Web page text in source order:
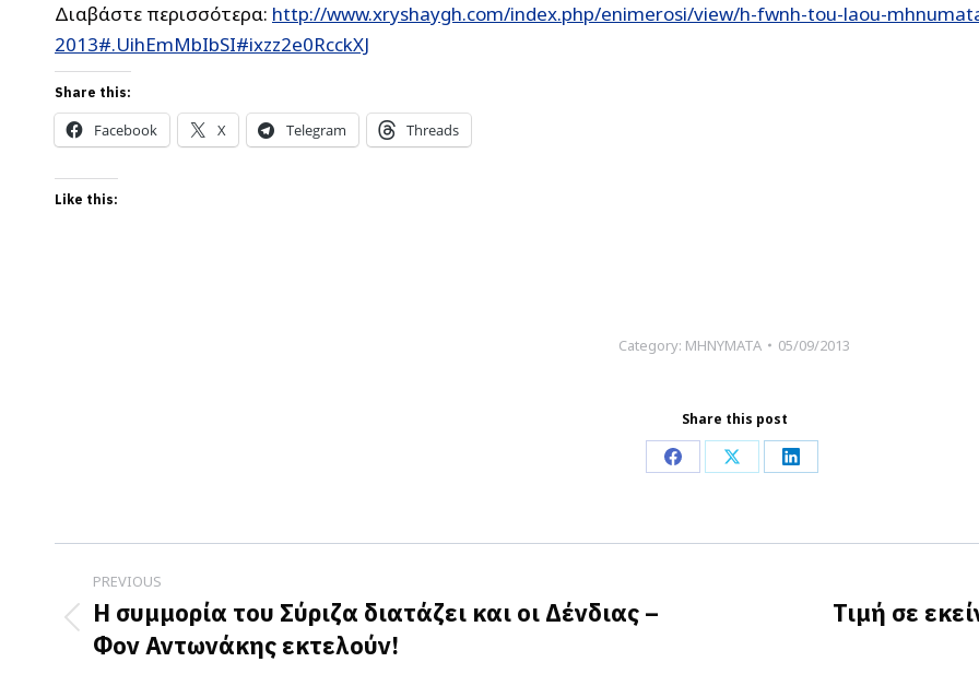
Διαβάστε περισσότερα: http://www.xryshaygh.com/index.php/enimerosi/view/h-fwnh-tou-laou-
2013#.UihEmMbIbSI#ixzz2e0RcckXJ
Share this:
Facebook X Telegram Threads
Like this:
Category: ΜΗΝΥΜΑΤΑ 05/09/2013
Share this post
Share
Facebook
Share
X
Share
LinkedIn
Post
navigation
PREVIOUS
Previous
post:
Η συμμορία του Σύριζα διατάζει και οι Δένδιας –
Φον Αντωνάκης εκτελούν!
Τιμή σε